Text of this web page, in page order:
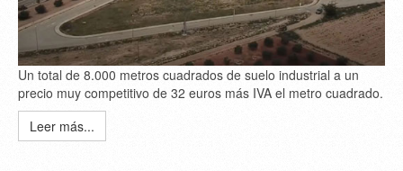
Un total de 8.000 metros cuadrados de suelo industrial a un
precio muy competitivo de 32 euros más IVA el metro cuadrado.
Leer más...